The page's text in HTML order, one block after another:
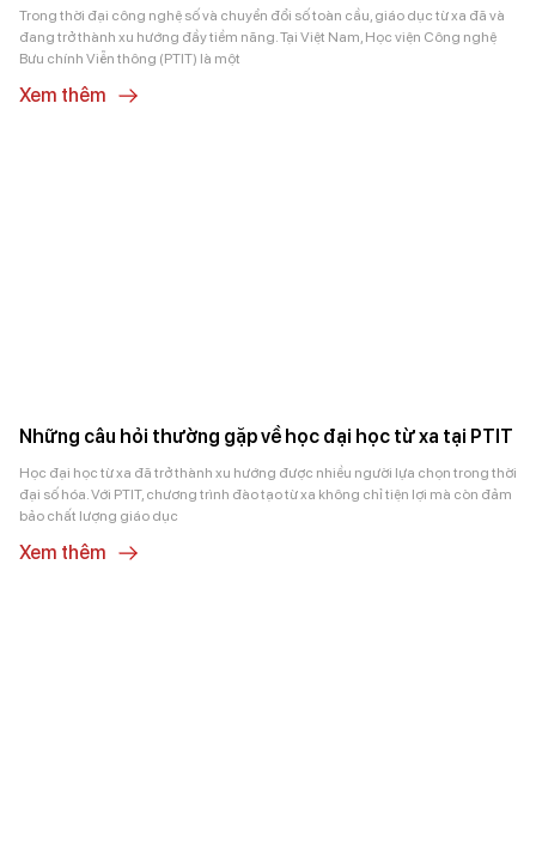
Trong thời đại công nghệ số và chuyển đổi số toàn cầu, giáo dục từ xa đã và
đang trở thành xu hướng đầy tiềm năng. Tại Việt Nam, Học viện Công nghệ
Bưu chính Viễn thông (PTIT) là một
Xem thêm
Những câu hỏi thường gặp về học đại học từ xa tại PTIT
Học đại học từ xa đã trở thành xu hướng được nhiều người lựa chọn trong thời
đại số hóa. Với PTIT, chương trình đào tạo từ xa không chỉ tiện lợi mà còn đảm
bảo chất lượng giáo dục
Xem thêm